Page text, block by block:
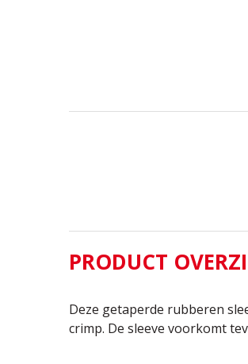
PRODUCT
Deze getaperde rubberen
crimp. De sleeve voorkomt